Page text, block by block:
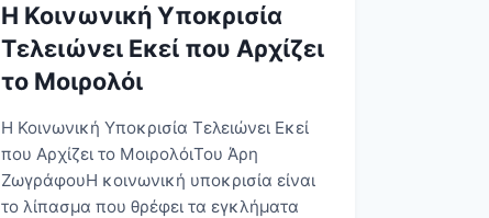
Η Κοινωνική Υποκρισία
Τελειώνει Εκεί που Αρχίζει
το Μοιρολόι
Η Κοινωνική Υποκρισία Τελειώνει Εκεί
που Αρχίζει το ΜοιρολόιΤου Άρη
ΖωγράφουΗ κοινωνική υποκρισία είναι
το λίπασμα που θρέφει τα εγκλήματα